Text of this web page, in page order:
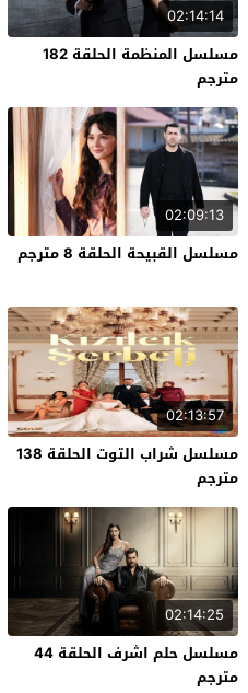
02:14:14
مسلسل المنظمة الحلقة 182
مترجم
02:09:13
مسلسل القبيحة الحلقة 8 مترجم
02:13:57
مسلسل شراب التوت الحلقة 138
مترجم
02:14:25
مسلسل حلم اشرف الحلقة 44
مترجم